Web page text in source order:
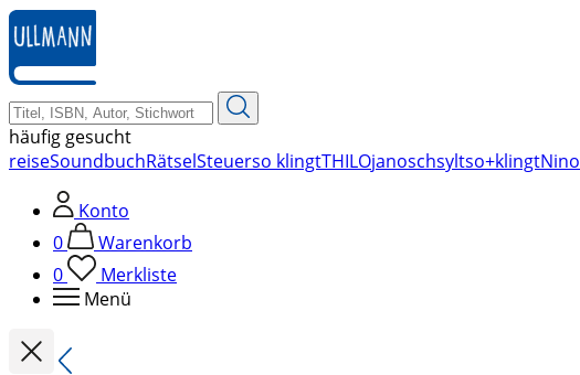
zum
Hauptinhalt
springen
häufig gesucht
reiseSoundbuchRätselSteuerso klingtTHILOjanoschsyltso+klingtNino
Konto
0
Warenkorb
0
Merkliste
Menü